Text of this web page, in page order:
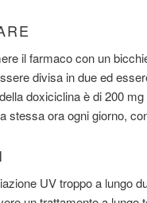
il farmaco con un
divisa in due ed
doxiciclina è di 200
stessa ora ogni giorno,
UV troppo a lungo